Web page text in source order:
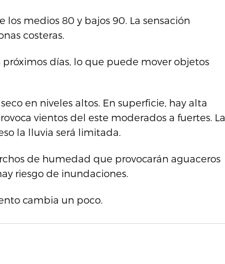
medios 80 y bajos 90. La sensación
costeras.
días, lo que puede mover objetos
en niveles altos. En superficie, hay alta
vientos del este moderados a fuertes. La
la lluvia será limitada.
de humedad que provocarán aguaceros
riesgo de inundaciones.
cambia un poco.